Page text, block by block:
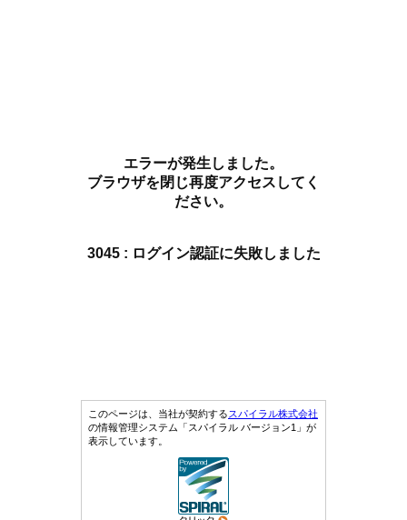
エラーが発生しました。
ブラウザを閉じ再度アクセスしてく
ださい。
3045 : ログイン認証に失敗しました
このページは、当社が契約するスパイラル株式会社
の情報管理システム「スパイラル バージョン1」が
表示しています。